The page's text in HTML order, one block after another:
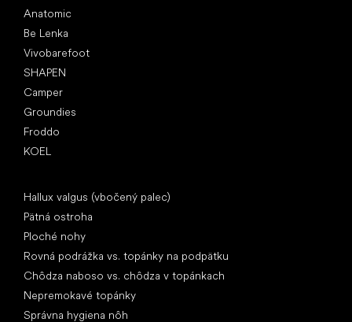
Anatomic
Be Lenka
Vivobarefoot
SHAPEN
Camper
Groundies
Froddo
KOEL
Hallux valgus (vbočený palec)
Pätná ostroha
Ploché nohy
Rovná podrážka vs. topánky na podpätku
Chôdza naboso vs. chôdza v topánkach
Nepremokavé topánky
Správna hygiena nôh